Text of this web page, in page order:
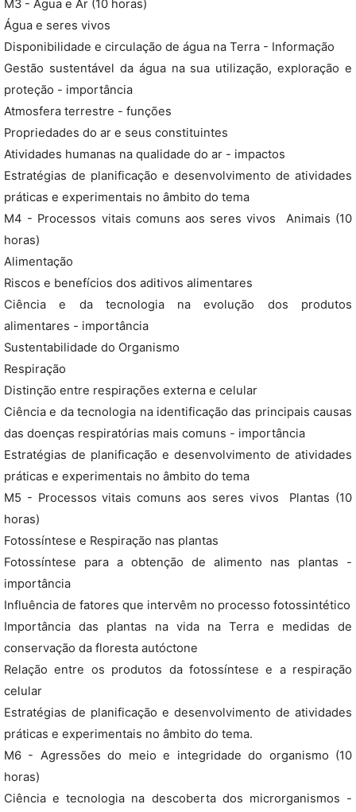
M3 - Água e Ar (10 horas)
Água e seres vivos
Disponibilidade e circulação de água na Terra - Informação
Gestão sustentável da água na sua utilização, exploração e
proteção - importância
Atmosfera terrestre - funções
Propriedades do ar e seus constituintes
Atividades humanas na qualidade do ar - impactos
Estratégias de planificação e desenvolvimento de atividades
práticas e experimentais no âmbito do tema
M4 - Processos vitais comuns aos seres vivos  Animais (10
horas)
Alimentação
Riscos e benefícios dos aditivos alimentares
Ciência e da tecnologia na evolução dos produtos
alimentares - importância
Sustentabilidade do Organismo
Respiração
Distinção entre respirações externa e celular
Ciência e da tecnologia na identificação das principais causas
das doenças respiratórias mais comuns - importância
Estratégias de planificação e desenvolvimento de atividades
práticas e experimentais no âmbito do tema
M5 - Processos vitais comuns aos seres vivos  Plantas (10
horas)
Fotossíntese e Respiração nas plantas
Fotossíntese para a obtenção de alimento nas plantas -
importância
Influência de fatores que intervêm no processo fotossintético
Importância das plantas na vida na Terra e medidas de
conservação da floresta autóctone
Relação entre os produtos da fotossíntese e a respiração
celular
Estratégias de planificação e desenvolvimento de atividades
práticas e experimentais no âmbito do tema.
M6 - Agressões do meio e integridade do organismo (10
horas)
Ciência e tecnologia na descoberta dos microrganismos -